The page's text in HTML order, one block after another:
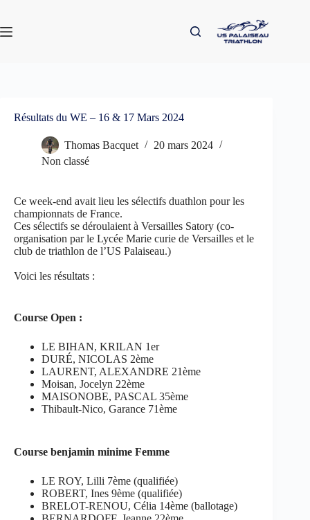
contenu
Résultats du WE – 16 & 17 Mars 2024
Thomas Bacquet
20 mars 2024
Non classé
Ce week-end avait lieu les sélectifs duathlon pour les
championnats de France.
Ces sélectifs se déroulaient à Versailles Satory (co-
organisation par le Lycée Marie curie de Versailles et le
club de triathlon de l’US Palaiseau.)
Voici les résultats :
Course Open :
LE BIHAN, KRILAN 1er
DURÉ, NICOLAS 2ème
LAURENT, ALEXANDRE 21ème
Moisan, Jocelyn 22ème
MAISONOBE, PASCAL 35ème
Thibault-Nico, Garance 71ème
Course benjamin minime Femme
LE ROY, Lilli 7ème (qualifiée)
ROBERT, Ines 9ème (qualifiée)
BRELOT-RENOU, Célia 14ème (ballotage)